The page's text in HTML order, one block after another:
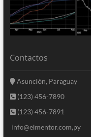
Contactos
Asunción, Paraguay
(123) 456-7890
(123) 456-7891
info@elmentor.com,py